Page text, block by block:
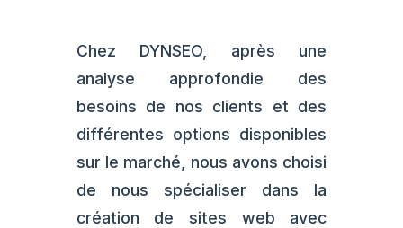
Chez DYNSEO, après une
analyse approfondie des
besoins de nos clients et des
différentes options disponibles
sur le marché, nous avons choisi
de nous spécialiser dans la
création de sites web avec